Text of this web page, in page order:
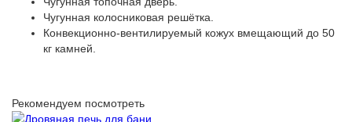
Чугунная колосниковая решётка.
Конвекционно-вентилируемый кожух вмещающий до 50
кг камней.
Рекомендуем посмотреть